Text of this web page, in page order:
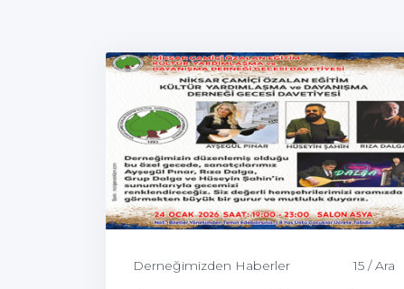
Derneğimizden Haberler 15 / Ara